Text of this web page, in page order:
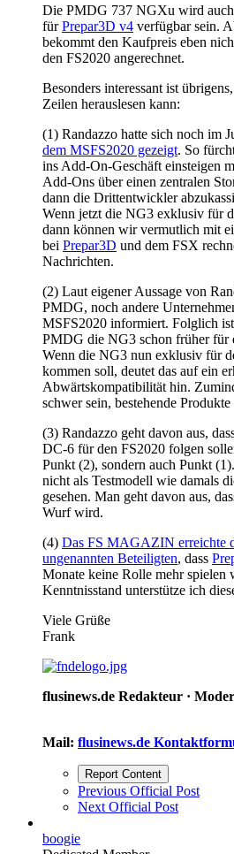
Die PMDG 737 NGXu wird
fürPrepar3D v4 verfügbar sein.
bekommt den Kaufpreis eben
den FS2020 angerechnet.
Besonders interessant ist
Zeilen herauslesen kann:
(1) Randazzo hatte sich noch im
dem MSFS2020 gezeigt. So
ins Add-On-Geschäft einsteigen
Add-Ons über einen zentralen
dann die Drittentwickler
Wenn jetzt die NG3 exklusiv für
dann können wir vermutlich mit
bei Prepar3D und dem FSX
Nachrichten.
(2) Laut eigener Aussage von
PMDG, noch andere
MSFS2020 informiert. Folglich
PMDG die NG3 schon früher für
Wenn die NG3 nun exklusiv für
kommen soll, deutet das auf ein
Abwärtskompatibilität hin.
schwer sein, bestehende
(3) Randazzo geht davon aus,
DC-6 für den FS2020 folgen
Punkt (2), sondern auch Punkt
nicht als Testmodell wie damals
gesehen. Man geht davon aus,
Wurf wird.
(4) Das FS MAGAZIN erreichte
ungenannten Beteiligten, dass
Monate keine Rolle mehr spielen
Kenntnisstand unterstütze ich
Viele Grüße
Frank
flusinews.de Redakteur ·
Mail: flusinews.de
Report Content
Previous Official Post
Next Official Post
boogie